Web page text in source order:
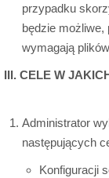
przypadku
będzie możliwe,
wymagają
III. CELE W
Administrator
następujących
Konfiguracji